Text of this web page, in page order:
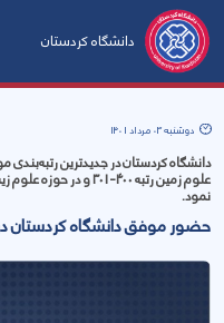
دانشگاه کردستان
دوشنبه 03 مرداد 1401
نمود.
حضور موفق دانشگاه کردستان در